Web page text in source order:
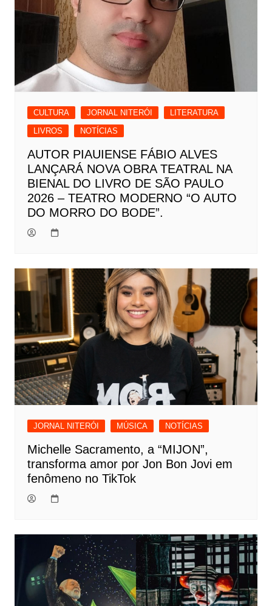
CULTURA JORNAL NITERÓI
LITERATURA
LIVROS
NOTÍCIAS
AUTOR PIAUIENSE FÁBIO ALVES
LANÇARÁ NOVA OBRA TEATRAL NA
BIENAL DO LIVRO DE SÃO PAULO
2026 – TEATRO MODERNO “O AUTO
DO MORRO DO BODE”.
JORNAL NITERÓI MÚSICA NOTÍCIAS
Michelle Sacramento, a “MIJON”,
transforma amor por Jon Bon Jovi em
fenômeno no TikTok